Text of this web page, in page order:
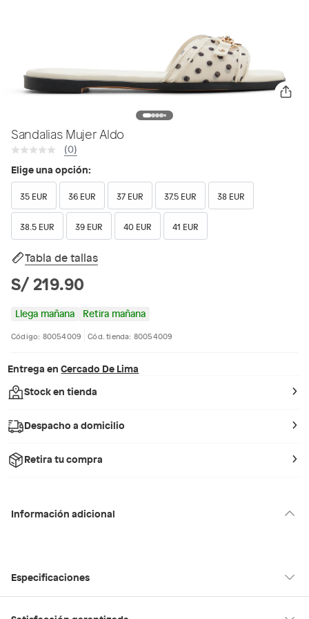
Sandalias Mujer Aldo
(0)
Elige una opción:
35 EUR 36 EUR 37 EUR 37.5 EUR 38 EUR
38.5 EUR 39 EUR 40 EUR 41 EUR
Tabla de tallas
S/ 219.90
Llega mañana Retira mañana
Código: 80054009 Cód. tienda: 80054009
Entrega en Cercado De Lima
Stock en tienda
Despacho a domicilio
Retira tu compra
Información adicional
Especificaciones